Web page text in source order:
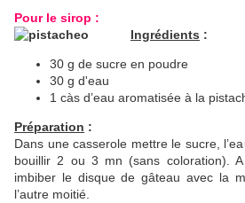
Pour le sirop :
Ingrédients :
30 g de sucre en poudre
30 g d'eau
1 càs d’eau aromatisée à la
Préparation :
Dans une casserole mettre le sucre,
bouillir 2 ou 3 mn (sans coloration). A
imbiber le disque de gâteau avec la
l’autre moitié.